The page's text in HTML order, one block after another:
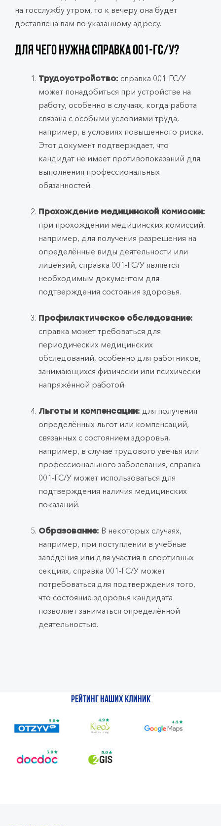
на госслужбу утром, то к вечеру она будет
доставлена вам по указанному адресу.
Для чего нужна справка 001-ГС/У?
Трудоустройство: справка 001-ГС/У
может понадобиться при устройстве на
работу, особенно в случаях, когда работа
связана с особыми условиями труда,
например, в условиях повышенного риска.
Этот документ подтверждает, что
кандидат не имеет противопоказаний для
выполнения профессиональных
обязанностей.
Прохождение медицинской комиссии:
при прохождении медицинских комиссий,
например, для получения разрешения на
определённые виды деятельности или
лицензий, справка 001-ГС/У является
необходимым документом для
подтверждения состояния здоровья.
Профилактическое обследование:
справка может требоваться для
периодических медицинских
обследований, особенно для работников,
занимающихся физически или психически
напряжённой работой.
Льготы и компенсации: для получения
определённых льгот или компенсаций,
связанных с состоянием здоровья,
например, в случае трудового увечья или
профессионального заболевания, справка
001-ГС/У может использоваться для
подтверждения наличия медицинских
показаний.
Образование: В некоторых случаях,
например, при поступлении в учебные
заведения или для участия в спортивных
секциях, справка 001-ГС/У может
потребоваться для подтверждения того,
что состояние здоровья кандидата
позволяет заниматься определённой
деятельностью.
Рейтинг наших клиник